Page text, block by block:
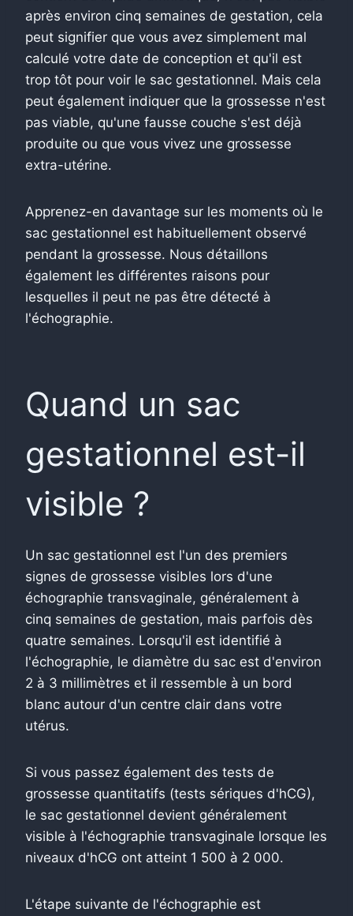
après environ cinq semaines de gestation, cela
peut signifier que vous avez simplement mal
calculé votre date de conception et qu'il est
trop tôt pour voir le sac gestationnel. Mais cela
peut également indiquer que la grossesse n'est
pas viable, qu'une fausse couche s'est déjà
produite ou que vous vivez une grossesse
extra-utérine.
Apprenez-en davantage sur les moments où le
sac gestationnel est habituellement observé
pendant la grossesse. Nous détaillons
également les différentes raisons pour
lesquelles il peut ne pas être détecté à
l'échographie.
Quand un sac
gestationnel est-il
visible ?
Un sac gestationnel est l'un des premiers
signes de grossesse visibles lors d'une
échographie transvaginale, généralement à
cinq semaines de gestation, mais parfois dès
quatre semaines. Lorsqu'il est identifié à
l'échographie, le diamètre du sac est d'environ
2 à 3 millimètres et il ressemble à un bord
blanc autour d'un centre clair dans votre
utérus.
Si vous passez également des tests de
grossesse quantitatifs (tests sériques d'hCG),
le sac gestationnel devient généralement
visible à l'échographie transvaginale lorsque les
niveaux d'hCG ont atteint 1 500 à 2 000.
L'étape suivante de l'échographie est